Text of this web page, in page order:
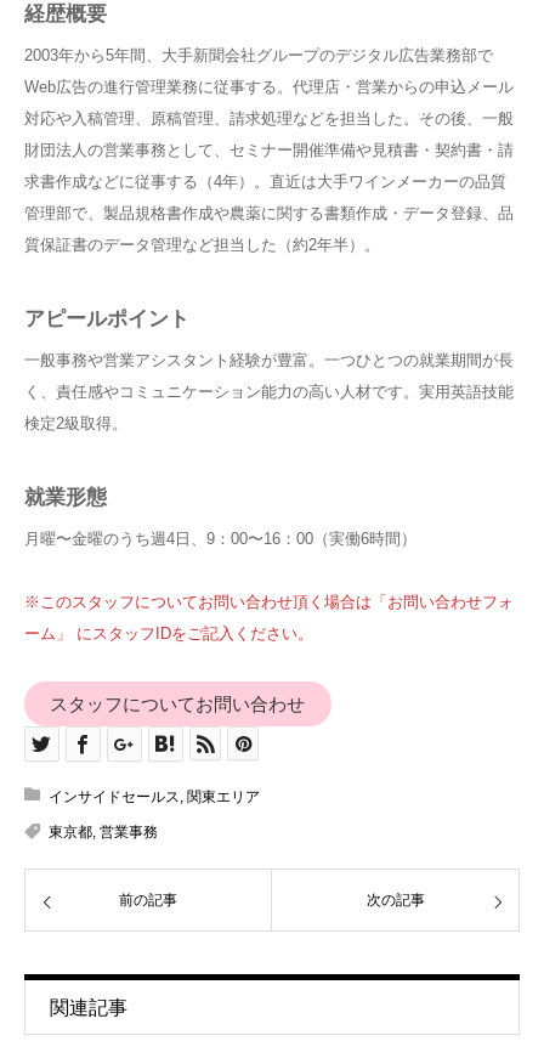
経歴概要
2003年から5年間、大手新聞会社グループのデジタル広告業務部で
Web広告の進行管理業務に従事する。代理店・営業からの申込メール
対応や入稿管理、原稿管理、請求処理などを担当した。その後、一般
財団法人の営業事務として、セミナー開催準備や見積書・契約書・請
求書作成などに従事する（4年）。直近は大手ワインメーカーの品質
管理部で、製品規格書作成や農薬に関する書類作成・データ登録、品
質保証書のデータ管理など担当した（約2年半）。
アピールポイント
一般事務や営業アシスタント経験が豊富。一つひとつの就業期間が長
く、責任感やコミュニケーション能力の高い人材です。実用英語技能
検定2級取得。
就業形態
月曜〜金曜のうち週4日、9：00〜16：00（実働6時間）
※このスタッフについてお問い合わせ頂く場合は「お問い合わせフォ
ーム」 にスタッフIDをご記入ください。
スタッフについてお問い合わせ
インサイドセールス, 関東エリア
東京都, 営業事務
前の記事 次の記事
関連記事